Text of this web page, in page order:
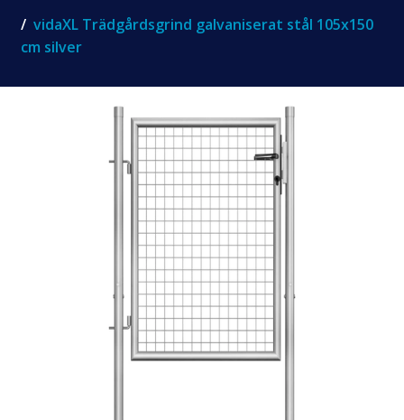
vidaXL Trädgårdsgrind galvaniserat stål 105x150
cm silver